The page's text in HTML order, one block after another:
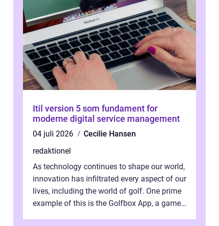
Itil version 5 som fundament for
moderne digital service management
04 juli 2026
Cecilie Hansen
redaktionel
As technology continues to shape our world,
innovation has infiltrated every aspect of our
lives, including the world of golf. One prime
example of this is the Golfbox App, a game-